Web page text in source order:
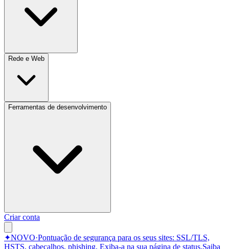
Rede e Web
Ferramentas de desenvolvimento
Criar conta
✦NOVO·Pontuação de segurança para os seus sites: SSL/TLS,
HSTS, cabeçalhos, phishing. Exiba-a na sua página de status.Saiba